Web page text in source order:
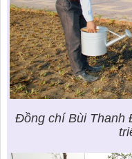
Đồng chí Bùi Thanh